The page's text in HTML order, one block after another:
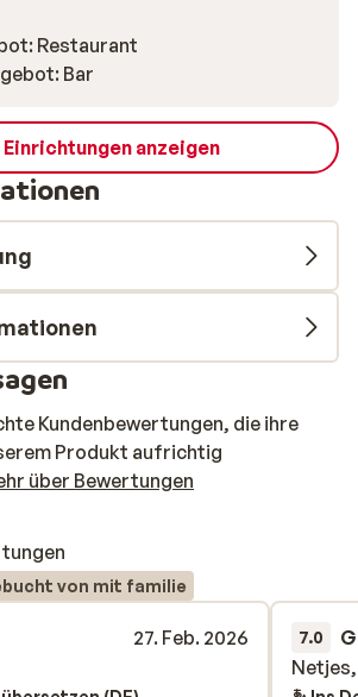
Restaurant
Bar
anzeigen
Kundenbewertungen, die ihre
Produkt aufrichtig
über Bewertungen
von mit familie
27. Feb. 2026
7.0